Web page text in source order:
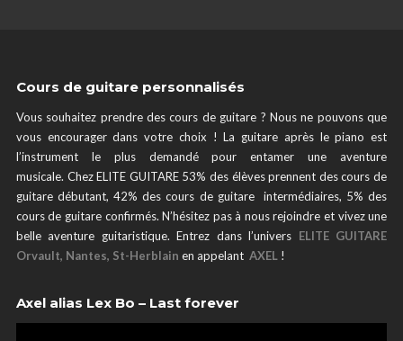
Cours de guitare personnalisés
Vous souhaitez prendre des cours de guitare ? Nous ne pouvons que
vous encourager dans votre choix ! La guitare après le piano est
l’instrument le plus demandé pour entamer une aventure
musicale. Chez ELITE GUITARE 53% des élèves prennent des cours de
guitare débutant, 42% des cours de guitare intermédiaires, 5% des
cours de guitare confirmés. N’hésitez pas à nous rejoindre et vivez une
belle aventure guitaristique. Entrez dans l’univers ELITE GUITARE
Orvault, Nantes, St-Herblain en appelant AXEL !
Axel alias Lex Bo – Last forever